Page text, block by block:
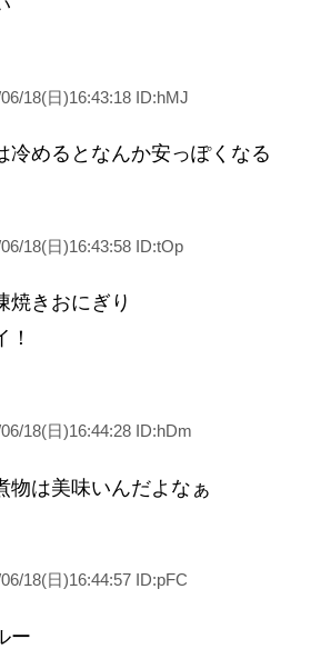
18(日)16:43:18 ID:hMJ
冷めるとなんか安っぽくなる
18(日)16:43:58 ID:tOp
焼きおにぎり
18(日)16:44:28 ID:hDm
物は美味いんだよなぁ
18(日)16:44:57 ID:pFC
ー